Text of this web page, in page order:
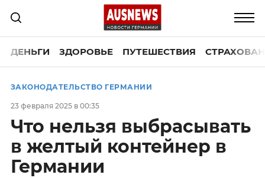
ДЕНЬГИ ЗДОРОВЬЕ ПУТЕШЕСТВИЯ
ЗАКОНОДАТЕЛЬСТВО ГЕРМАНИИ
23 февраля 2025 в 00:35
Что нельзя выбрасывать
в желтый контейнер в
Германии